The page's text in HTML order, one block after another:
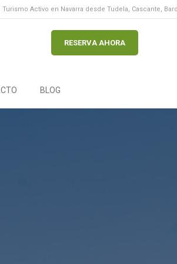
Turismo Activo en Navarra desde Tudela, Cascante,
RESERVA AHORA
BLOG